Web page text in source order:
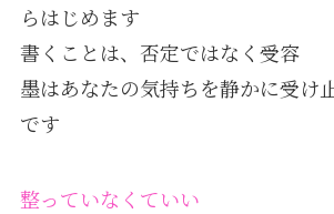
らはじめます
書くことは、否定ではなく受容
墨はあなたの気持ちを静かに受け
です
整っていなくていい